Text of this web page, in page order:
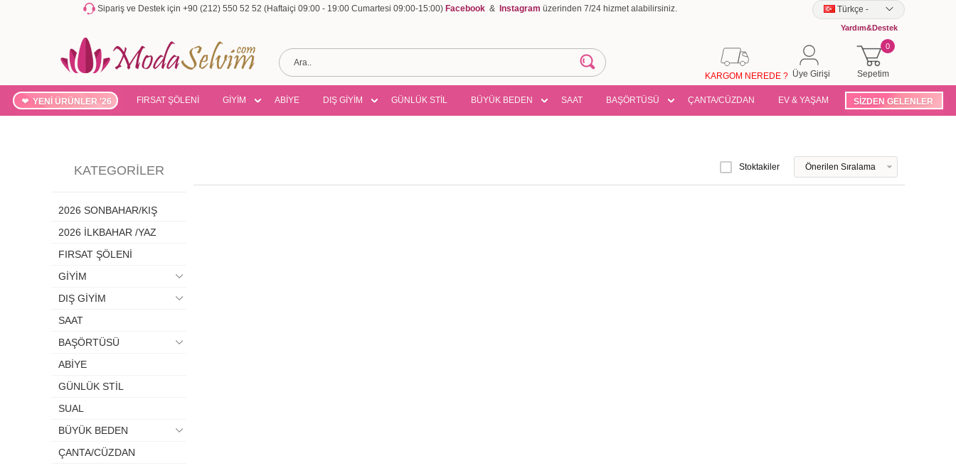
Sipariş ve Destek için +90 (212) 550 52 52 (Haftaiçi 09:00 - 19:00 Cumartesi 09:00-15:00) Facebook & Instagram üzerinden 7/24 hizmet alabilirsiniz. Türkçe -
Yardım&Destek
Sepetim
0
Üye Girişi
KARGOM NEREDE ?
YENİ ÜRÜNLER '26 FIRSAT ŞÖLENİ GİYİM ABİYE DIŞ GİYİM GÜNLÜK STİL BÜYÜK BEDEN SAAT BAŞÖRTÜSÜ ÇANTA/CÜZDAN EV & YAŞAM SİZDEN GELENLER
KATEGORILER
2026 SONBAHAR/KIŞ
2026 İLKBAHAR /YAZ
FIRSAT ŞÖLENİ
GİYİM
DIŞ GİYİM
SAAT
BAŞÖRTÜSÜ
ABİYE
GÜNLÜK STİL
SUAL
BÜYÜK BEDEN
ÇANTA/CÜZDAN
Stoktakiler